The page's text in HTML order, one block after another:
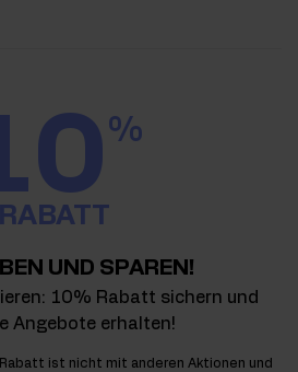
%
RABATT
UND SPAREN!
10% Rabatt sichern und
Angebote erhalten!
ist nicht mit anderen Aktionen und